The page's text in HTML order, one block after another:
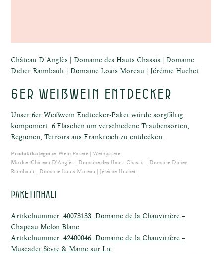
Château D'Anglès Domaine des Hauts Chassis
Domaine
Didier Raimbault
Domaine Louis Moreau Jérémie Huchet
6er Weißwein Entdecker
Unser 6er Weißwein Endtecker-Paket würde sorgfältig
komponiert. 6 Flaschen um verschiedene Traubensorten,
Regionen, Terroirs aus Frankreich zu entdecken.
Produktkategorie: Wein Pakete
Weinpakete
Marke: Château D'Anglès Domaine des Hauts Chassis
Domaine Didier
Raimbault
Domaine Louis Moreau Jérémie Huchet
Paketinhalt
Artikelnummer: 40073133: Domaine de la Chauvinière –
Chapeau Melon Blanc
Artikelnummer: 42400046: Domaine de la Chauvinière –
Muscadet Sèvre & Maine sur Lie